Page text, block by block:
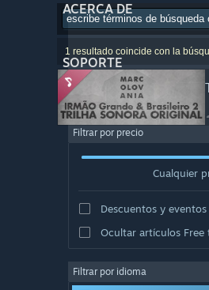
ACERCA DE
SOPORTE
1 resultado coincide con la
Filtrar por precio
Cualquier
Descuentos y eventos
Ocultar artículos Free
Filtrar por idioma